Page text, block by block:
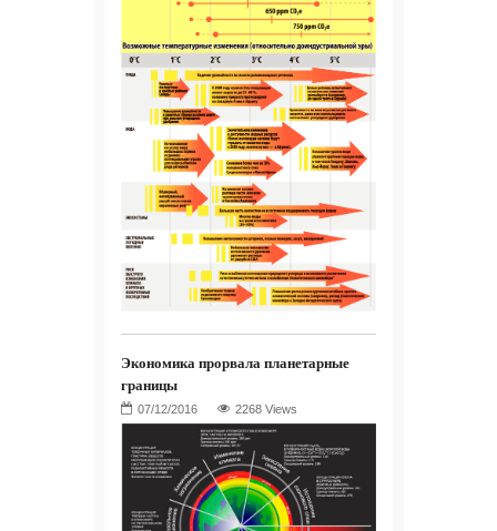
Экономика прорвала планетарные
границы
2268 Views